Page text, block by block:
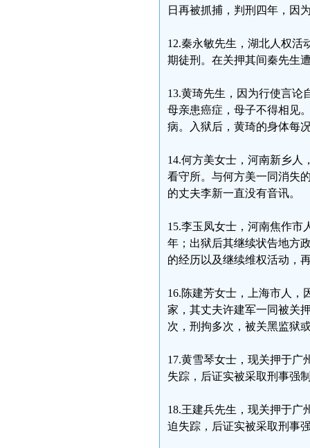
日再被抓捕，判刑四年，因
12.秦永敏先生，湖北人权活
期徒刑。在关押其间秦先生
13.黄琦先生，因为行使言论
母亲患癌症，母子不得相见
病。入狱后，黄琦的身体每
14.何方美女士，河南新乡人
看守所。与何方美一同消失
的丈夫李新一直没有音讯。
15.李玉凤女士，河南焦作市
年；出狱后其继续状告地方
的经历以及继续维权活动，
16.陈建芳女士，上海市人，
家，其丈夫许建军一同被关
次，刑拘多次，被关黑监狱
17.黄雪琴女士，现关押于广
失踪，后证实被采取刑事强
18.王建兵先生，现关押于广
迫失踪，后证实被采取刑事